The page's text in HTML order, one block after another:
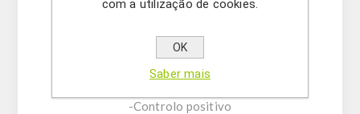
específicos e sonda.
-DNase/RNase água livre
- (OPCIONAL) Controlo Interno
-Controlo positivo
com a utilização de cookies.
OK
Saber mais